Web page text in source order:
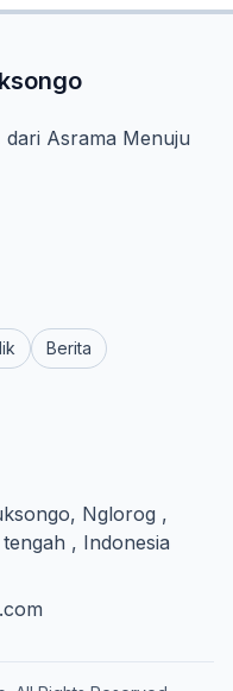
Asrama Menuju
Berita
Nglorog ,
, Indonesia